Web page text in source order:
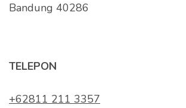
Bandung 40286
TELEPON
+62811 211 3357